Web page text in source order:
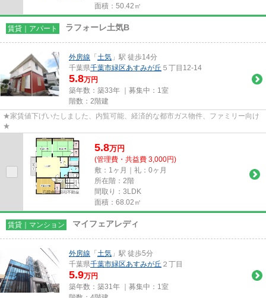
面積：50.42㎡
賃貸｜アパート ラフォーレ土気B
外房線 「 土気 」駅 徒歩14分
千葉県千葉市緑区あすみが丘 ５丁目12-14
5.8万円
築年数：築33年 ｜募集中： 1室
階数：2階建
★家賃値下げいたしました、内覧可能、経済的な都市ガス物件、ファミリー向け
★
5.8万円
(管理費・共益費 3,000円)
敷：1ヶ月｜礼：0ヶ月
所在階：2階
間取り：3LDK
面積：68.02㎡
賃貸｜マンション マイフェアレディ
外房線 「 土気 」駅 徒歩5分
千葉県千葉市緑区あすみが丘 ２丁目
5.9万円
築年数：築31年 ｜募集中： 1室